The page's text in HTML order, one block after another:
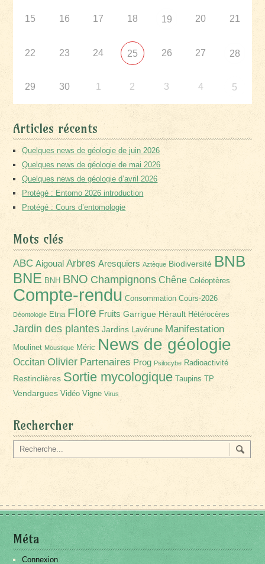
15 16 17 18 19 20 21
22 23 24 25 26 27 28
29 30 1 2 3 4 5
Articles récents
Quelques news de géologie de juin 2026
Quelques news de géologie de mai 2026
Quelques news de géologie d’avril 2026
Protégé : Entomo 2026 introduction
Protégé : Cours d’entomologie
Mots clés
ABC Aigoual Arbres Aresquiers Aztèque Biodiversité BNB
BNE BNH BNO Champignons Chêne Coléoptères
Compte-rendu Consommation Cours-2026
Déontologie Etna Flore Fruits Garrigue Hérault Hétérocères
Jardin des plantes Jardins Lavérune Manifestation
Moulinet Moustique Méric News de géologie
Occitan Olivier Partenaires Prog Psilocybe Radioactivité
Restinclières Sortie mycologique Taupins TP
Vendargues Vidéo Vigne Virus
Rechercher
Méta
Connexion